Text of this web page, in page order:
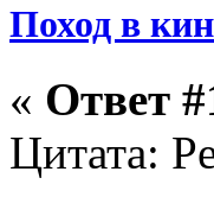
Поход в
« Ответ
Цитата: